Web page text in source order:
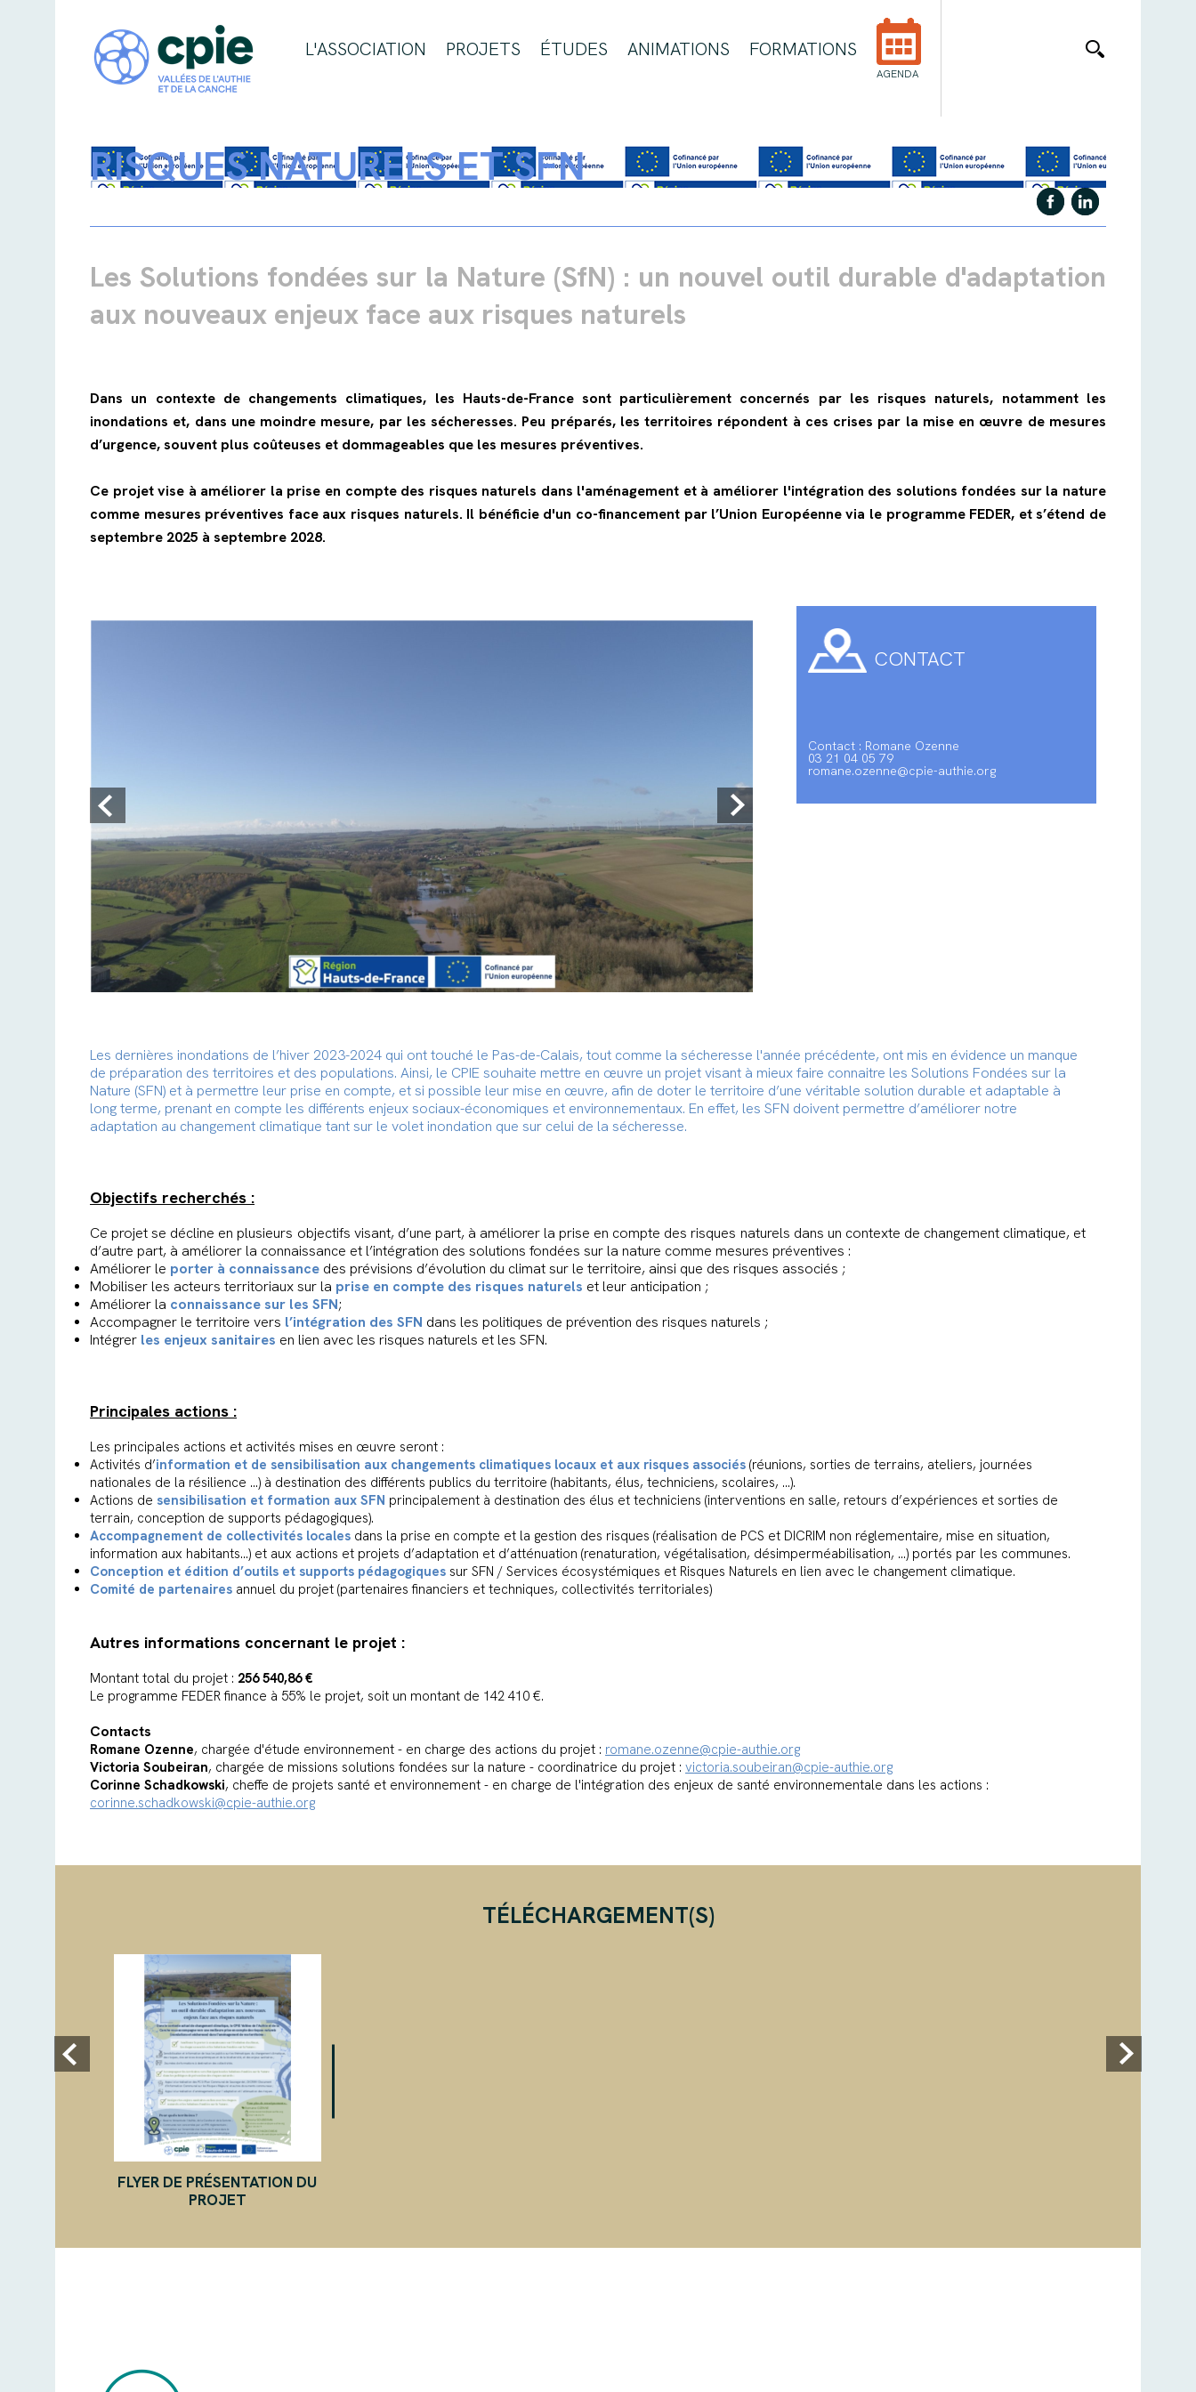
L'ASSOCIATION PROJETS ÉTUDES ANIMATIONS FORMATIONS
AGENDA
RISQUES NATURELS ET SFN
Les Solutions fondées sur la Nature (SfN) : un nouvel outil durable d'adaptation
aux nouveaux enjeux face aux risques naturels
Dans un contexte de changements climatiques, les Hauts-de-France sont particulièrement concernés par les risques naturels, notamment les
inondations et, dans une moindre mesure, par les sécheresses. Peu préparés, les territoires répondent à ces crises par la mise en œuvre de mesures
d’urgence, souvent plus coûteuses et dommageables que les mesures préventives.
Ce projet vise à améliorer la prise en compte des risques naturels dans l'aménagement et à améliorer l'intégration des solutions fondées sur la nature
comme mesures préventives face aux risques naturels. Il bénéficie d'un co-financement par l’Union Européenne via le programme FEDER, et s’étend de
septembre 2025 à septembre 2028.
CONTACT
Contact : Romane Ozenne
03 21 04 05 79
romane.ozenne@cpie-authie.org
Les dernières inondations de l’hiver 2023-2024 qui ont touché le Pas-de-Calais, tout comme la sécheresse l'année précédente, ont mis en évidence un manque
de préparation des territoires et des populations. Ainsi, le CPIE souhaite mettre en œuvre un projet visant à mieux faire connaitre les Solutions Fondées sur la
Nature (SFN) et à permettre leur prise en compte, et si possible leur mise en œuvre, afin de doter le territoire d’une véritable solution durable et adaptable à
long terme, prenant en compte les différents enjeux sociaux-économiques et environnementaux. En effet, les SFN doivent permettre d’améliorer notre
adaptation au changement climatique tant sur le volet inondation que sur celui de la sécheresse.
Objectifs recherchés :
Ce projet se décline en plusieurs objectifs visant, d’une part, à améliorer la prise en compte des risques naturels dans un contexte de changement climatique, et
d’autre part, à améliorer la connaissance et l’intégration des solutions fondées sur la nature comme mesures préventives :
Améliorer le porter à connaissance des prévisions d’évolution du climat sur le territoire, ainsi que des risques associés ;
Mobiliser les acteurs territoriaux sur la prise en compte des risques naturels et leur anticipation ;
Améliorer la connaissance sur les SFN;
Accompagner le territoire vers l’intégration des SFN dans les politiques de prévention des risques naturels ;
Intégrer les enjeux sanitaires en lien avec les risques naturels et les SFN.
Principales actions :
Les principales actions et activités mises en œuvre seront :
Activités d’information et de sensibilisation aux changements climatiques locaux et aux risques associés (réunions, sorties de terrains, ateliers, journées
nationales de la résilience …) à destination des différents publics du territoire (habitants, élus, techniciens, scolaires, …).
Actions de sensibilisation et formation aux SFN principalement à destination des élus et techniciens (interventions en salle, retours d’expériences et sorties de
terrain, conception de supports pédagogiques).
Accompagnement de collectivités locales dans la prise en compte et la gestion des risques (réalisation de PCS et DICRIM non réglementaire, mise en situation,
information aux habitants…) et aux actions et projets d’adaptation et d’atténuation (renaturation, végétalisation, désimperméabilisation, …) portés par les communes.
Conception et édition d’outils et supports pédagogiques sur SFN / Services écosystémiques et Risques Naturels en lien avec le changement climatique.
Comité de partenaires annuel du projet (partenaires financiers et techniques, collectivités territoriales)
Autres informations concernant le projet :
Montant total du projet : 256 540,86 €
Le programme FEDER finance à 55% le projet, soit un montant de 142 410 €.
Contacts
Romane Ozenne, chargée d'étude environnement - en charge des actions du projet : romane.ozenne@cpie-authie.org
Victoria Soubeiran, chargée de missions solutions fondées sur la nature - coordinatrice du projet :victoria.soubeiran@cpie-authie.org
Corinne Schadkowski, cheffe de projets santé et environnement - en charge de l'intégration des enjeux de santé environnementale dans les actions :
corinne.schadkowski@cpie-authie.org
TÉLÉCHARGEMENT(S)
FLYER DE PRÉSENTATION DU
PROJET